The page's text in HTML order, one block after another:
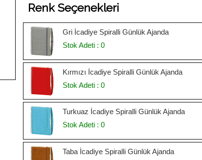
Renk Seçenekleri
Gri İcadiye Spiralli Günlük Ajanda
Stok Adeti : 0
Kırmızı İcadiye Spiralli Günlük Ajanda
Stok Adeti : 0
Turkuaz İcadiye Spiralli Günlük Ajanda
Stok Adeti : 0
Taba İcadiye Spiralli Günlük Ajanda